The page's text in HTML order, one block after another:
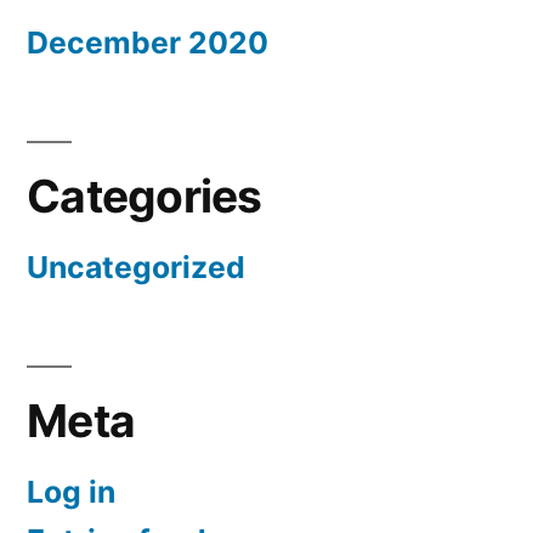
December 2020
Categories
Uncategorized
Meta
Log in